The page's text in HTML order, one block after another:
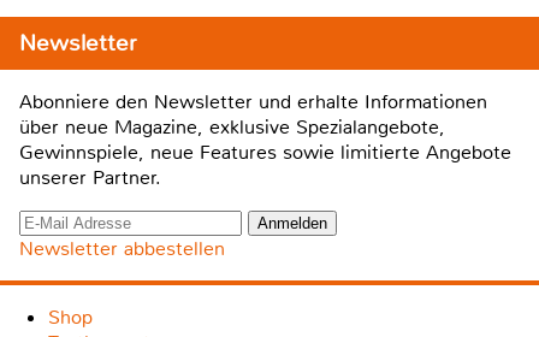
Newsletter
Abonniere den Newsletter und erhalte Informationen
über neue Magazine, exklusive Spezialangebote,
Gewinnspiele, neue Features sowie limitierte Angebote
unserer Partner.
Newsletter abbestellen
Shop